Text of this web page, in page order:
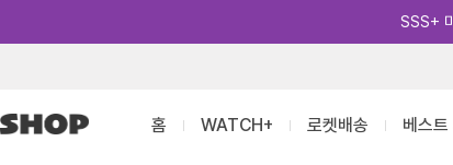
카
홈 WATCH+ 로켓배송 베스트